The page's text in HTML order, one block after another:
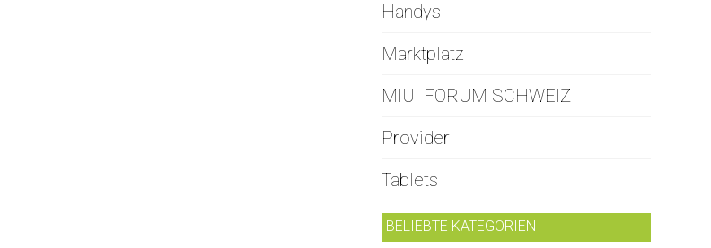
Handys
Marktplatz
MIUI FORUM SCHWEIZ
Provider
Tablets
BELIEBTE KATEGORIEN